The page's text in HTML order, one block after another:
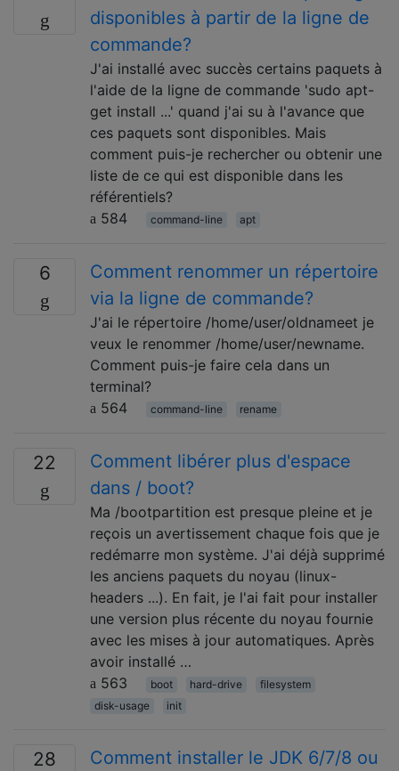
disponibles à partir de la ligne de
commande?
J'ai installé avec succès certains paquets à
l'aide de la ligne de commande 'sudo apt-
get install ...' quand j'ai su à l'avance que
ces paquets sont disponibles. Mais
comment puis-je rechercher ou obtenir une
liste de ce qui est disponible dans les
référentiels?
584
command-line apt
6
Comment renommer un répertoire
via la ligne de commande?
J'ai le répertoire /home/user/oldnameet je
veux le renommer /home/user/newname.
Comment puis-je faire cela dans un
terminal?
564
command-line rename
22
Comment libérer plus d'espace
dans / boot?
Ma /bootpartition est presque pleine et je
reçois un avertissement chaque fois que je
redémarre mon système. J'ai déjà supprimé
les anciens paquets du noyau (linux-
headers ...). En fait, je l'ai fait pour installer
une version plus récente du noyau fournie
avec les mises à jour automatiques. Après
avoir installé …
563
boot hard-drive
filesystem
disk-usage
init
28
Comment installer le JDK 6/7/8 ou